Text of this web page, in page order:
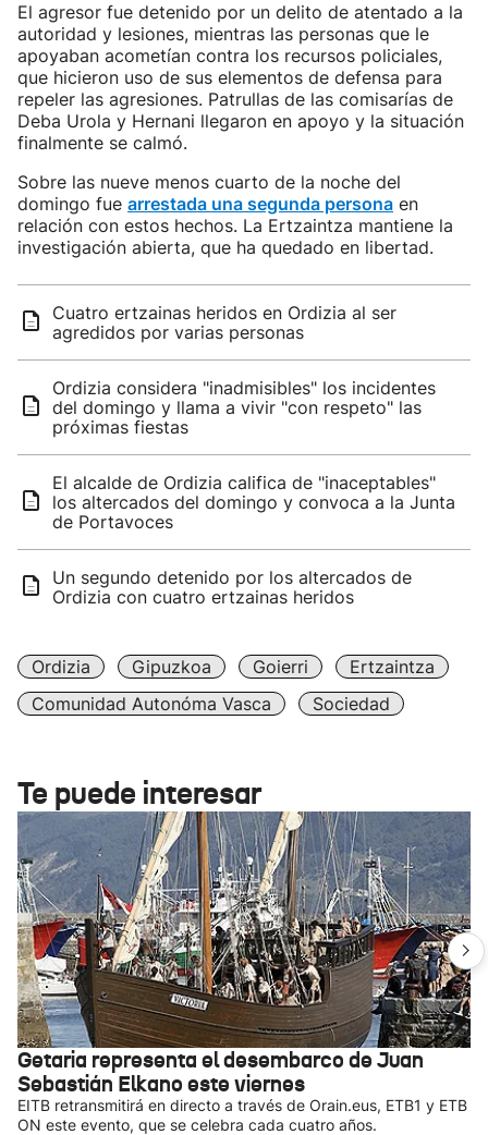
El agresor fue detenido por un delito de atentado a la
autoridad y lesiones, mientras las personas que le
apoyaban acometían contra los recursos policiales,
que hicieron uso de sus elementos de defensa para
repeler las agresiones. Patrullas de las comisarías de
Deba Urola y Hernani llegaron en apoyo y la situación
finalmente se calmó.
Sobre las nueve menos cuarto de la noche del
domingo fue arrestada una segunda persona en
relación con estos hechos. La Ertzaintza mantiene la
investigación abierta, que ha quedado en libertad.
Cuatro ertzainas heridos en Ordizia al ser
agredidos por varias personas
Ordizia considera "inadmisibles" los incidentes
del domingo y llama a vivir "con respeto" las
próximas fiestas
El alcalde de Ordizia califica de "inaceptables"
los altercados del domingo y convoca a la Junta
de Portavoces
Un segundo detenido por los altercados de
Ordizia con cuatro ertzainas heridos
Ordizia Gipuzkoa Goierri
Ertzaintza
Comunidad Autonóma Vasca
Sociedad
Te puede interesar
Getaria representa el desembarco de Juan
Sebastián Elkano este viernes
EITB retransmitirá en directo a través de Orain.eus, ETB1 y ETB
ON este evento, que se celebra cada cuatro años.